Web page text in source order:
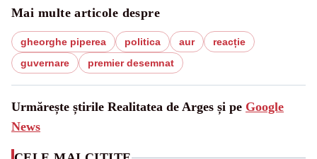
Mai multe articole despre
gheorghe piperea politica aur
reacție
guvernare
premier desemnat
Urmărește știrile Realitatea de Arges și pe Google
News